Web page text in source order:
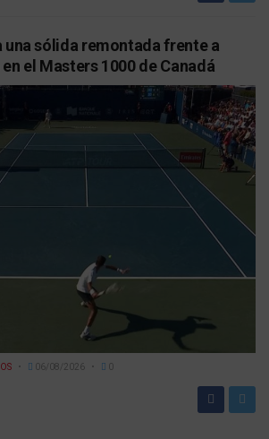
sólida remontada frente a
el Masters 1000 de Canadá
06/08/2026 0